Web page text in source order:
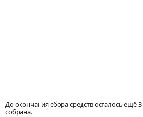
До окончания сбора средств осталось ещё
собрана.